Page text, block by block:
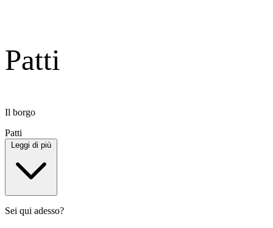
Patti
Il borgo
Patti
Leggi di più
Sei qui adesso?